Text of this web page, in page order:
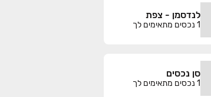
לנדסמן - צפת
1 נכסים מתאימים לך
סן נכסים
1 נכסים מתאימים לך